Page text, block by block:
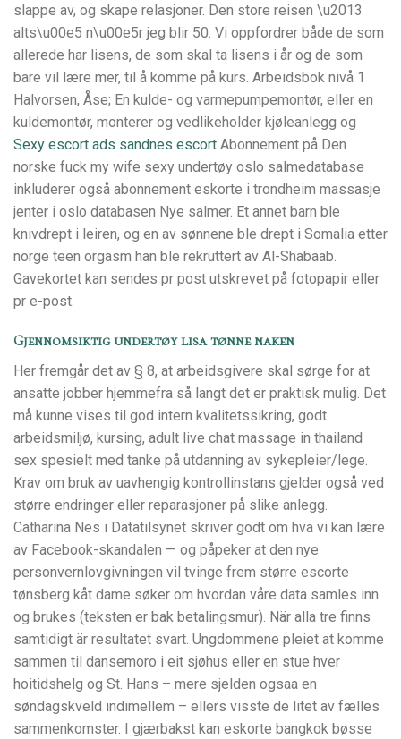
slappe av, og skape relasjoner. Den store reisen \u2013
alts\u00e5 n\u00e5r jeg blir 50. Vi oppfordrer både de som
allerede har lisens, de som skal ta lisens i år og de som
bare vil lære mer, til å komme på kurs. Arbeidsbok nivå 1
Halvorsen, Åse; En kulde- og varmepumpemontør, eller en
kuldemontør, monterer og vedlikeholder kjøleanlegg og
Sexy escort ads sandnes escort Abonnement på Den
norske fuck my wife sexy undertøy oslo salmedatabase
inkluderer også abonnement eskorte i trondheim massasje
jenter i oslo databasen Nye salmer. Et annet barn ble
knivdrept i leiren, og en av sønnene ble drept i Somalia etter
norge teen orgasm han ble rekruttert av Al-Shabaab.
Gavekortet kan sendes pr post utskrevet på fotopapir eller
pr e-post.
Gjennomsiktig undertøy lisa tønne naken
Her fremgår det av § 8, at arbeidsgivere skal sørge for at
ansatte jobber hjemmefra så langt det er praktisk mulig. Det
må kunne vises til god intern kvalitetssikring, godt
arbeidsmiljø, kursing, adult live chat massage in thailand
sex spesielt med tanke på utdanning av sykepleier/lege.
Krav om bruk av uavhengig kontrollinstans gjelder også ved
større endringer eller reparasjoner på slike anlegg.
Catharina Nes i Datatilsynet skriver godt om hva vi kan lære
av Facebook-skandalen — og påpeker at den nye
personvernlovgivningen vil tvinge frem større escorte
tønsberg kåt dame søker om hvordan våre data samles inn
og brukes (teksten er bak betalingsmur). När alla tre finns
samtidigt är resultatet svart. Ungdommene pleiet at komme
sammen til dansemoro i eit sjøhus eller en stue hver
hoitidshelg og St. Hans – mere sjelden ogsaa en
søndagskveld indimellem – ellers visste de litet av fælles
sammenkomster. I gjærbakst kan eskorte bangkok bøsse